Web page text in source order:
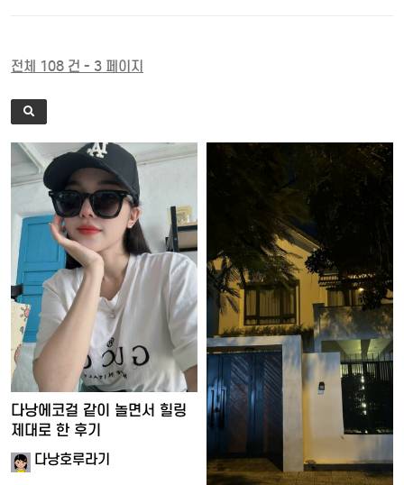
전체 108 건 - 3 페이지
다낭에코걸 같이 놀면서 힐링
제대로 한 후기
다낭호루라기